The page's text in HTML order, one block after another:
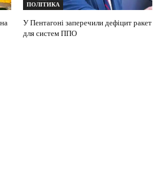
ПОЛІТИКА
У Пентагоні заперечили дефіцит ракет
для систем ППО